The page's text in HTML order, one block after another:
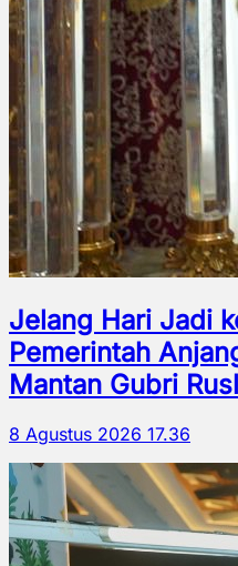
Jelang Hari Jadi
Pemerintah
Mantan Gubri
8 Agustus 2026 17.36